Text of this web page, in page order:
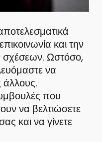
και την
σχέσεων. Ωστόσο,
να
που
να βελτιώσετε
και να γίνετε